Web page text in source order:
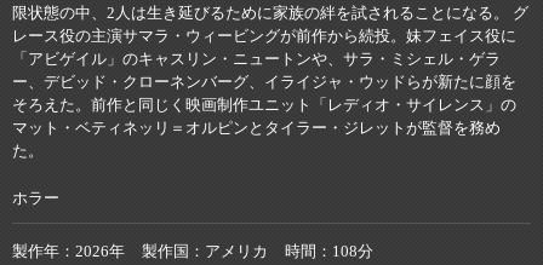
限状態の中、2人は生き延びるために家族の絆を試されることになる。 グ
レース役の主演サマラ・ウィービングが前作から続投。妹フェイス役に
「アビゲイル」のキャスリン・ニュートンや、サラ・ミシェル・ゲラ
ー、デビッド・クローネンバーグ、イライジャ・ウッドらが新たに顔を
そろえた。前作と同じく映画制作ユニット「レディオ・サイレンス」の
マット・ベティネッリ＝オルピンとタイラー・ジレットが監督を務め
た。
ホラー
製作年 2026年 製作国 アメリカ 時間
108分